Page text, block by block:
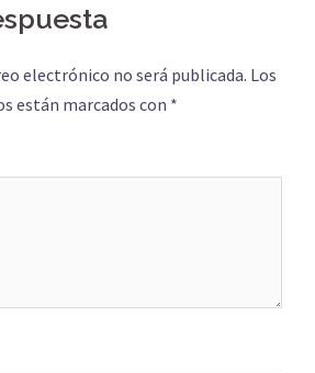
electrónico no será publicada. Los
están marcados con *